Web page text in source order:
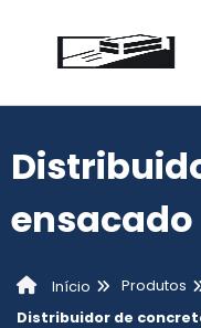
ensacado
Início Produtos
Distribuidor de